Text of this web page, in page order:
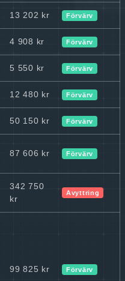
13 202 kr Förvärv
4 908 kr Förvärv
5 550 kr Förvärv
12 480 kr Förvärv
50 150 kr Förvärv
87 606 kr Förvärv
342 750
kr
Avyttring
99 825 kr Förvärv